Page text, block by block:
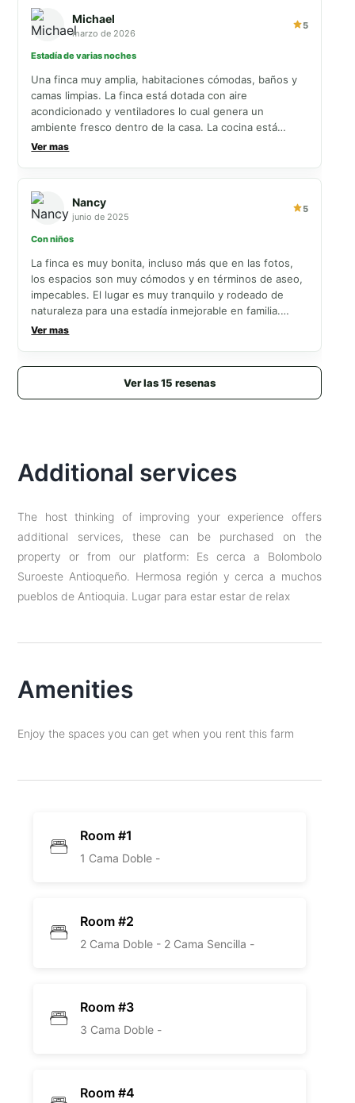
Michael
marzo de 2026
5
Estadía de varias noches
Una finca muy amplia, habitaciones cómodas, baños y
camas limpias. La finca está dotada con aire
acondicionado y ventiladores lo cual genera un
ambiente fresco dentro de la casa. La cocina está
súper bien dotada y no hay necesidad de llevar nada, lo
ambiente para el descanso, sin ruido y para compartir
con la familia. La piscina es grande y se puede usar sin
resticciones, tiene Jacuzzi que puedes usar una hora al
día, tiene sillas y camastros al rededor de la zona
pensarlo
Ver mas
Nancy
junio de 2025
5
Con niños
La finca es muy bonita, incluso más que en las fotos,
los espacios son muy cómodos y en términos de aseo,
impecables. El lugar es muy tranquilo y rodeado de
naturaleza para una estadía inmejorable en familia.
María Claudia es muy amable, cordial y dispuesta a
Ver mas
Ver las 15 resenas
Additional services
The host thinking of improving your experience offers
additional services, these can be purchased on the
property or from our platform: Es cerca a Bolombolo
Suroeste Antioqueño. Hermosa región y cerca a muchos
pueblos de Antioquia. Lugar para estar estar de relax
Amenities
Enjoy the spaces you can get when you rent this farm
Room #1
1 Cama Doble -
Room #2
2 Cama Doble - 2 Cama Sencilla -
Room #3
3 Cama Doble -
Room #4